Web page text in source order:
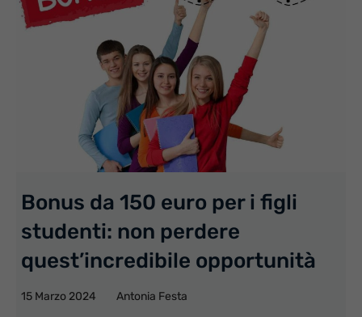
Bonus da 150 euro per i figli
studenti: non perdere
quest’incredibile opportunità
15 Marzo 2024 Antonia Festa